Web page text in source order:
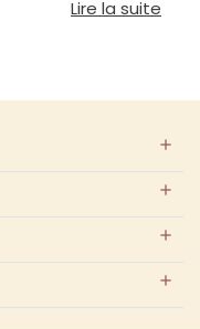
Lire la suite